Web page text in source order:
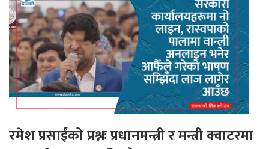
रमेश प्रसाईंको प्रश्नः प्रधानमन्त्री र मन्त्री क्वाटरमा